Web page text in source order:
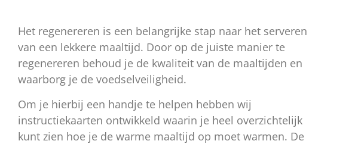
Het regenereren is een belangrijke stap naar het serveren
van een lekkere maaltijd. Door op de juiste manier te
regenereren behoud je de kwaliteit van de maaltijden en
waarborg je de voedselveiligheid.
Om je hierbij een handje te helpen hebben wij
instructiekaarten ontwikkeld waarin je heel overzichtelijk
kunt zien hoe je de warme maaltijd op moet warmen. De